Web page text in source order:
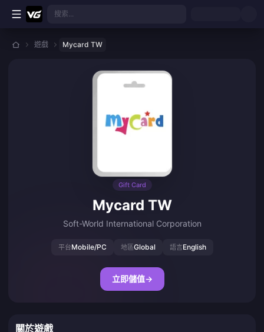
跳至主要內容
搜索...
遊戲 Mycard TW
Gift Card
Mycard TW
Soft-World International Corporation
平台Mobile/PC 地區Global 語言English
立即儲值→
關於遊戲